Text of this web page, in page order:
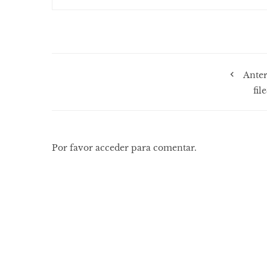
Por favor acceder para comentar.